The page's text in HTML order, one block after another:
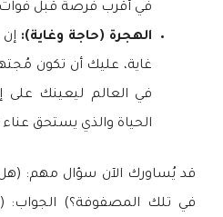
في أقرب فرصة قبل فوات
الهجرة (حاجة وغاية):
غاية، عليك أن تكون
في العالم ليعينك على
الحياة والذي يستحق عناء
قد يُساورك الآن سؤال مهم:
في تلك المصفوفة؟) الجواب: